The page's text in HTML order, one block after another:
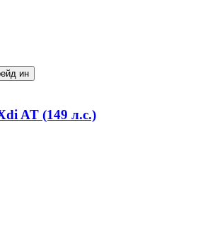
ин
AT (149 л.с.)